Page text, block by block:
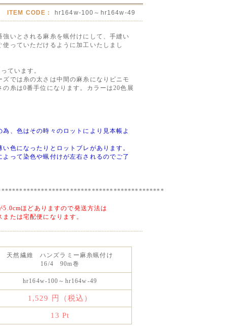
ITEM CODE： hr164w-100～hr164w-49
強いとされる麻糸を蝋付けにして、手縫い
使っていただけるように加工いたしまし
ています。
ズでは糸の太さは中間の麻糸になりビニモ
の糸は0番手位になります。カラーは20色展
、色はその時々のロットにより見本帳よ
色になったりとロットブレがあります。
よって染色や蝋付けが左右されるのでご了
5.0cmほどありますので発送方法は
たは宅配便になります。
天然繊維 ハンズラミー麻糸蝋付け
16/4 90m巻
hr164w-100～hr164w-49
1,529 円（税込）
13 Pt